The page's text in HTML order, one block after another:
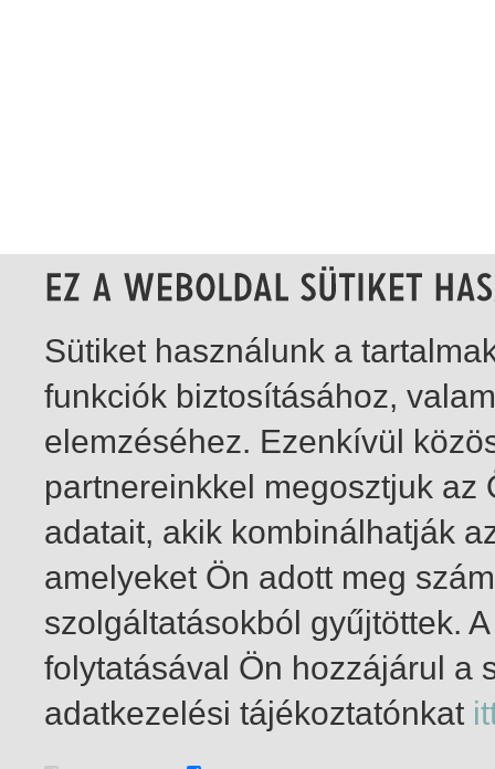
1-8 / insgesamt 8 Treffer
Sütiket használunk a
funkciók biztosításához,
elemzéséhez. Ezenkívül
partnereinkkel megosztjuk
adatait, akik kombinálhatják
amelyeket Ön adott meg
szolgáltatásokból gyűjtöttek.
folytatásával Ön hozzájárul a
adatkezelési tájékoztatónkat